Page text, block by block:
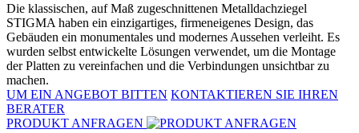
Die klassischen, auf Maß zugeschnittenen Metalldachziegel
STIGMA haben ein einzigartiges, firmeneigenes Design, das
Gebäuden ein monumentales und modernes Aussehen verleiht. Es
wurden selbst entwickelte Lösungen verwendet, um die Montage
der Platten zu vereinfachen und die Verbindungen unsichtbar zu
machen.
UM EIN ANGEBOT BITTEN KONTAKTIEREN SIE IHREN
BERATER
PRODUKT ANFRAGEN